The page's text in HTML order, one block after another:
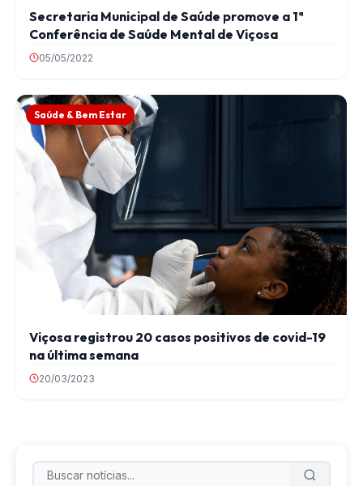
Secretaria Municipal de Saúde promove a 1ª
Conferência de Saúde Mental de Viçosa
05/05/2022
Saúde & Bem Estar
Viçosa registrou 20 casos positivos de covid-19
na última semana
20/03/2023